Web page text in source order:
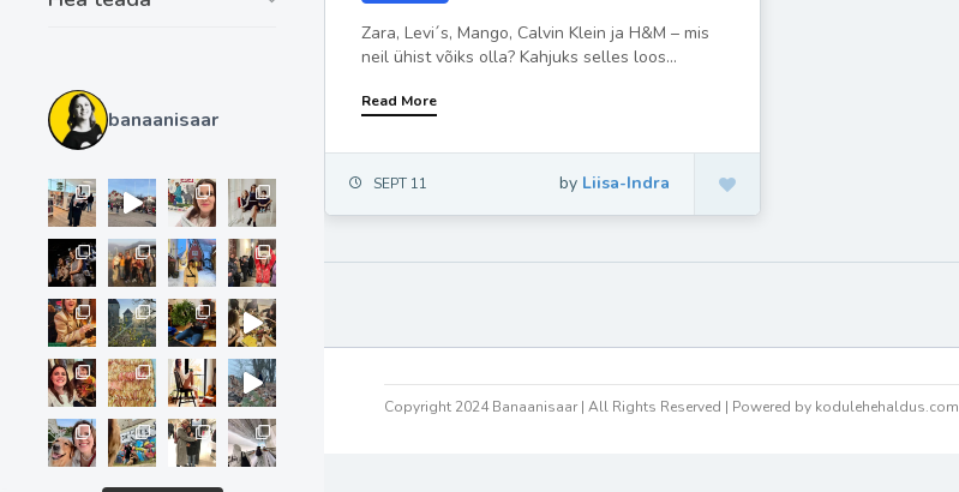
banaanisaar
Zara, Levi´s, Mango, Calvin Klein ja H&M – mis
neil ühist võiks olla? Kahjuks selles loos...
Read More
SEPT 11 by Liisa-Indra
Copyright 2024 Banaanisaar | All Rights Reserved | Powered by kodulehehaldus.com